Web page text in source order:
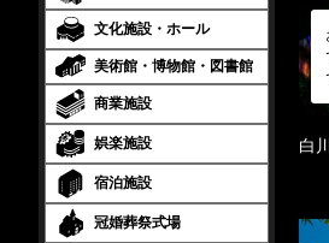
文化施設・ホール
美術館・博物館・図書館
商業施設
娯楽施設
宿泊施設
冠婚葬祭式場
白